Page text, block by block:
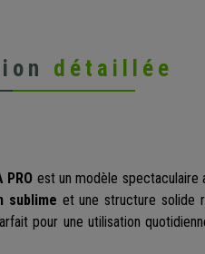
détaillée
PRO est un modèle spectaculaire
sublime et une structure solide
pour une utilisation